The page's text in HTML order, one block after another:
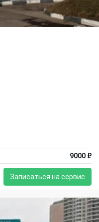
9000 ₽
Записаться на сервис